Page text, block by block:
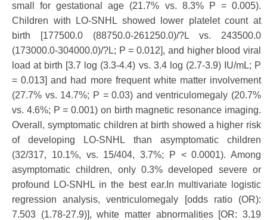
small for gestational age (21.7% vs. 8.3% P = 0.005).
Children with LO-SNHL showed lower platelet count at
birth [177500.0 (88750.0-261250.0)/?L vs. 243500.0
(173000.0-304000.0)/?L; P = 0.012], and higher blood viral
load at birth [3.7 log (3.3-4.4) vs. 3.4 log (2.7-3.9) IU/mL; P
= 0.013] and had more frequent white matter involvement
(27.7% vs. 14.7%; P = 0.03) and ventriculomegaly (20.7%
vs. 4.6%; P = 0.001) on birth magnetic resonance imaging.
Overall, symptomatic children at birth showed a higher risk
of developing LO-SNHL than asymptomatic children
(32/317, 10.1%, vs. 15/404, 3.7%; P < 0.0001). Among
asymptomatic children, only 0.3% developed severe or
profound LO-SNHL in the best ear.In multivariate logistic
regression analysis, ventriculomegaly [odds ratio (OR):
7.503 (1.78-27.9)], white matter abnormalities [OR: 3.19